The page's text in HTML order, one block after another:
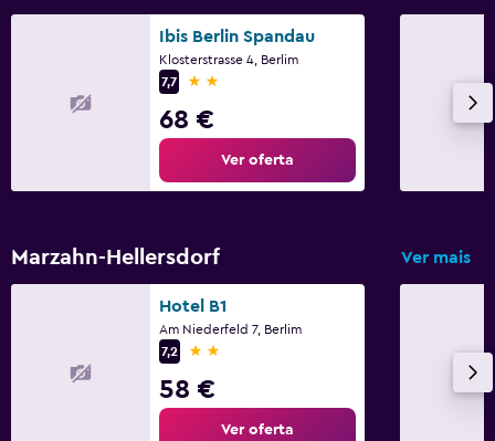
Ibis Berlin Spandau
Klosterstrasse 4, Berlim
7,7
2 estrelas
68 €
Ver oferta
Marzahn-Hellersdorf Ver mais
Hotel B1
Am Niederfeld 7, Berlim
7,2
2 estrelas
58 €
Ver oferta